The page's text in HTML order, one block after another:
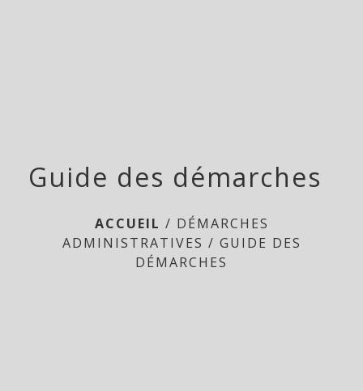
Guide des démarches
ACCUEIL / DÉMARCHES
ADMINISTRATIVES / GUIDE DES
DÉMARCHES